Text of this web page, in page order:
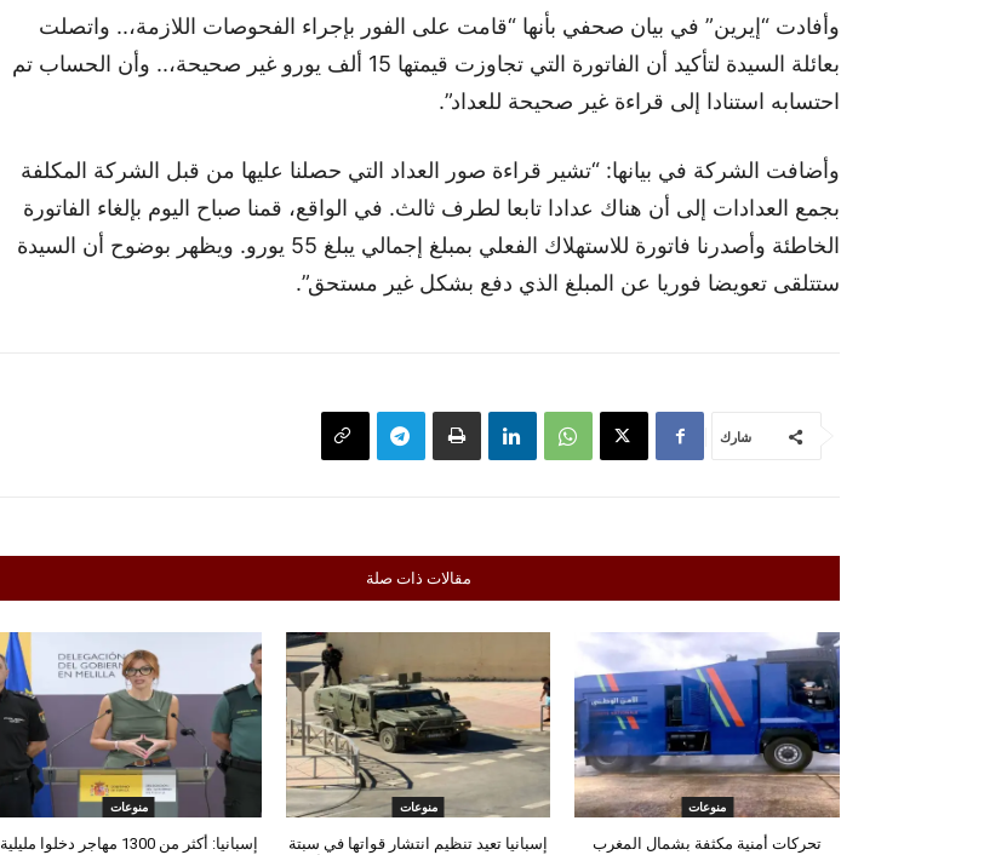
وأفادت “إيرين” في بيان صحفي بأنها “قامت على الفور بإجراء الفحوصات اللازمة،.. واتصلت
بعائلة السيدة لتأكيد أن الفاتورة التي تجاوزت قيمتها 15 ألف يورو غير صحيحة،.. وأن الحساب تم
احتسابه استنادا إلى قراءة غير صحيحة للعداد”.
وأضافت الشركة في بيانها: “تشير قراءة صور العداد التي حصلنا عليها من قبل الشركة المكلفة
بجمع العدادات إلى أن هناك عدادا تابعا لطرف ثالث. في الواقع، قمنا صباح اليوم بإلغاء الفاتورة
الخاطئة وأصدرنا فاتورة للاستهلاك الفعلي بمبلغ إجمالي يبلغ 55 يورو. ويظهر بوضوح أن السيدة
ستتلقى تعويضا فوريا عن المبلغ الذي دفع بشكل غير مستحق”.
شارك
مقالات ذات صلة
منوعات
تحركات أمنية مكثفة بشمال المغرب
منوعات
إسبانيا تعيد تنظيم انتشار قواتها في سبتة
منوعات
إسبانيا: أكثر من 1300 مهاجر دخلوا مليلية